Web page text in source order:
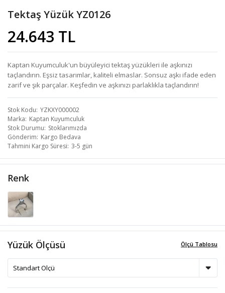
Tektaş Yüzük YZ0126
24.643 TL
Kaptan Kuyumculuk'un büyüleyici tektaş yüzükleri ile aşkınızı
taçlandırın. Eşsiz tasarımlar, kaliteli elmaslar. Sonsuz aşkı ifade eden
zarif ve şık parçalar. Keşfedin ve aşkınızı parlaklıkla taçlandırın!
Stok Kodu YZKXY000002
Marka Kaptan Kuyumculuk
Stok Durumu Stoklarımızda
Gönderim Kargo Bedava
Tahmini Kargo Süresi 3-5 gün
Renk
Ölçü Tablosu
Yüzük Ölçüsü